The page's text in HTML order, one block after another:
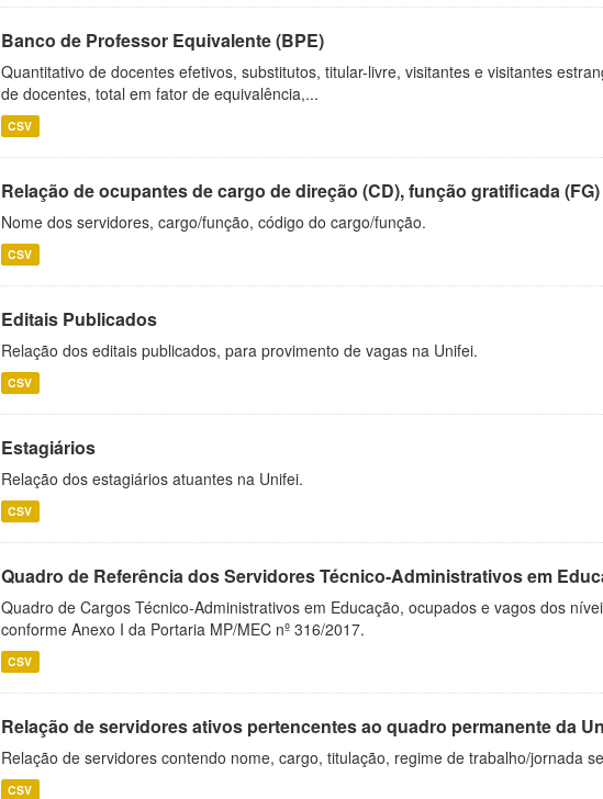
Banco de Professor Equivalente (BPE)
Quantitativo de docentes efetivos, substitutos, titular-livre, visitantes e visitantes
de docentes, total em fator de equivalência,...
CSV
Relação de ocupantes de cargo de direção (CD), função gratificada
Nome dos servidores, cargo/função, código do cargo/função.
CSV
Editais Publicados
Relação dos editais publicados, para provimento de vagas na Unifei.
CSV
Estagiários
Relação dos estagiários atuantes na Unifei.
CSV
Quadro de Referência dos Servidores Técnico-Administrativos em
Quadro de Cargos Técnico-Administrativos em Educação, ocupados e vagos dos
conforme Anexo I da Portaria MP/MEC nº 316/2017.
CSV
Relação de servidores ativos pertencentes ao quadro permanente da
Relação de servidores contendo nome, cargo, titulação, regime de trabalho/jornada
CSV